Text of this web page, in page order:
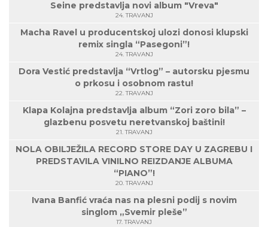
Seine predstavlja novi album "Vreva"
24. TRAVANJ
Macha Ravel u producentskoj ulozi donosi klupski
remix singla “Pasegoni”!
24. TRAVANJ
Dora Vestić predstavlja “Vrtlog” – autorsku pjesmu
o prkosu i osobnom rastu!
22. TRAVANJ
Klapa Kolajna predstavlja album “Zori zoro bila” –
glazbenu posvetu neretvanskoj baštini!
21. TRAVANJ
NOLA OBILJEŽILA RECORD STORE DAY U ZAGREBU I
PREDSTAVILA VINILNO REIZDANJE ALBUMA
“PIANO”!
20. TRAVANJ
Ivana Banfić vraća nas na plesni podij s novim
singlom „Svemir pleše”
17. TRAVANJ